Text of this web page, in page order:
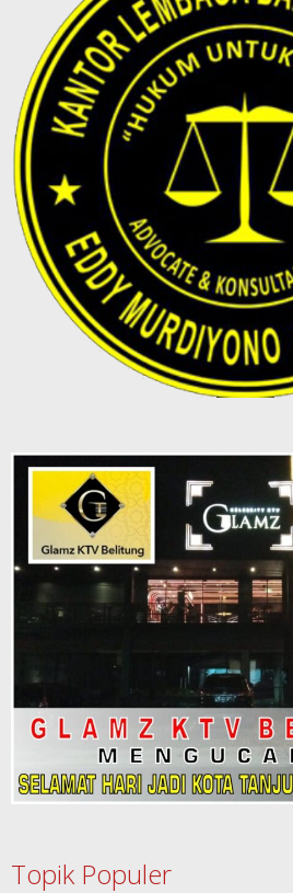
Topik Populer